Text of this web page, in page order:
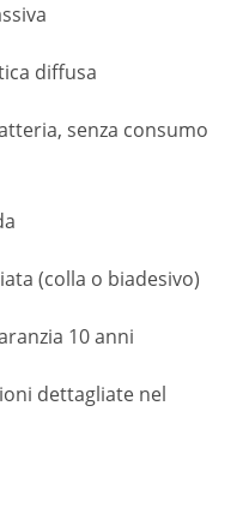
diffusa
senza consumo
(colla o biadesivo)
10 anni
dettagliate nel